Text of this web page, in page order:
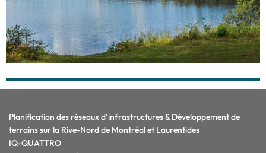
Planification des réseaux d’infrastructures & Développement de
terrains sur la Rive-Nord de Montréal et Laurentides
IQ-QUATTRO